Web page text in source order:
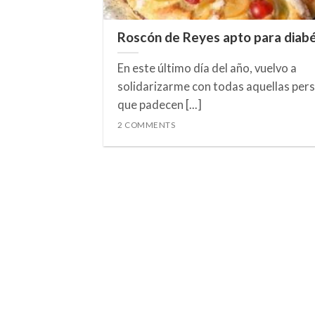
Roscón de Reyes apto para
En este último día del año, vuelvo a
solidarizarme con todas aquellas
que padecen [...]
2 COMMENTS